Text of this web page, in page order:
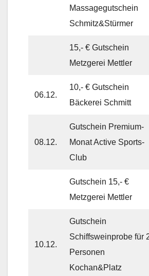
Massagegutschein
Schmitz&Stürmer
15,- € Gutschein
Metzgerei Mettler
06.12.
10,- € Gutschein
Bäckerei Schmitt
08.12.
Gutschein Premium-
Monat Active Sports-
Club
Gutschein 15,- €
Metzgerei Mettler
10.12.
Gutschein
Schiffsweinprobe für
Personen
Kochan&Platz